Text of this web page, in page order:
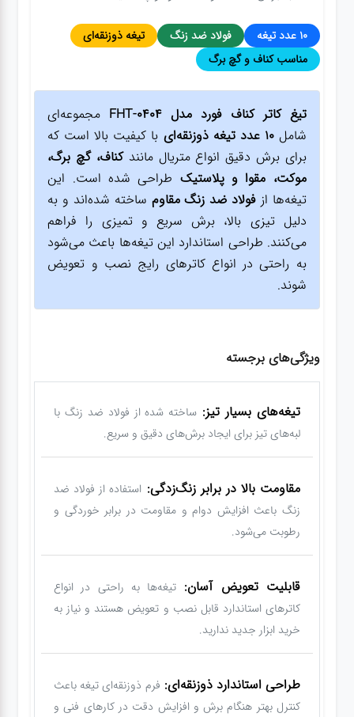
10 عدد تیغه فولاد ضد زنگ
تیغه ذوزنقه‌ای
مناسب کناف و گچ برگ
تیغ کاتر کناف فورد مدل FHT-0404
مجموعه‌ای
شامل10 عدد تیغه ذوزنقه‌ای
با کیفیت بالا است که
برای برش دقیق انواع متریال مانندکناف، گچ برگ،
موکت، مقوا و پلاستیک طراحی شده است. این
تیغه‌ها از فولاد ضد زنگ مقاوم ساخته شده‌اند و به
دلیل تیزی بالا، برش سریع و تمیزی را فراهم
می‌کنند. طراحی استاندارد این تیغه‌ها باعث می‌شود
به راحتی در انواع کاترهای رایج نصب و تعویض
شوند.
ویژگی‌های برجسته
تیغه‌های بسیار تیز: ساخته شده از فولاد ضد زنگ با
لبه‌های تیز برای ایجاد برش‌های دقیق و سریع.
مقاومت بالا در برابر زنگ‌زدگی: استفاده از فولاد ضد
زنگ باعث افزایش دوام و مقاومت در برابر خوردگی و
رطوبت می‌شود.
قابلیت تعویض آسان: تیغه‌ها به راحتی در انواع
کاترهای استاندارد قابل نصب و تعویض هستند و نیاز به
خرید ابزار جدید ندارید.
طراحی استاندارد ذوزنقه‌ای: فرم ذوزنقه‌ای تیغه باعث
کنترل بهتر هنگام برش و افزایش دقت در کارهای فنی و